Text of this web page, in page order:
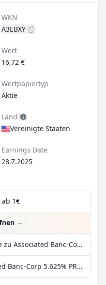
WKN
A3EBXY
Wert
16,72 €
Wertpapiertyp
Aktie
Land
Vereinigte Staaten
Earnings Date
28.7.2025
ab 1€
→
Mehr Fundamentaldaten zu Associated Banc-Corp 5.625% PRF PERPETUAL USD 25 - Ser F 1/40 Int bei Parqet
Mehr Daten zu Associated Banc-Corp 5.625% PRF PERPETUAL USD 25 - Ser F 1/40 Int bei extraETF